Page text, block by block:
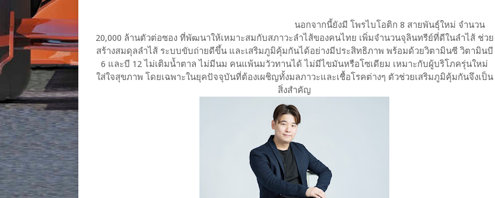
นอกจากนี้ยังมี โพรไบโอติก 8 สายพันธุ์ใหม่ จำนวน
20,000 ล้านตัวต่อซอง ที่พัฒนาให้เหมาะสมกับสภาวะลำไส้ของคนไทย เพิ่มจำนวนจุลินทรีย์ที่ดีในลำไส้ ช่วย
สร้างสมดุลลำไส้ ระบบขับถ่ายดีขึ้น และเสริมภูมิคุ้มกันได้อย่างมีประสิทธิภาพ พร้อมด้วยวิตามินซี วิตามินบี
6 และบี 12 ไม่เติมน้ำตาล ไม่มีนม คนแพ้นมวัวทานได้ ไม่มีไขมันหรือโซเดียม เหมาะกับผู้บริโภครุ่นใหม่
ใส่ใจสุขภาพ โดยเฉพาะในยุคปัจจุบันที่ต้องเผชิญทั้งมลภาวะและเชื้อโรคต่างๆ ตัวช่วยเสริมภูมิคุ้มกันจึงเป็น
สิ่งสำคัญ